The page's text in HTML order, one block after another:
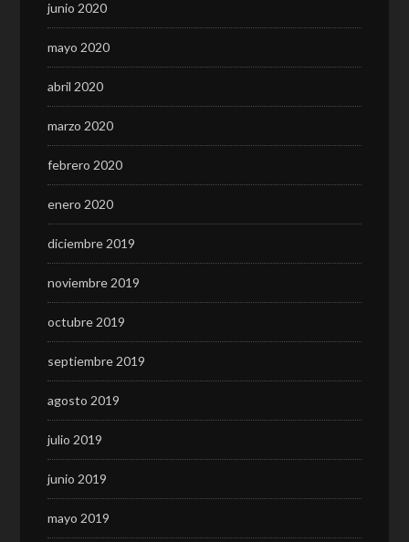
junio 2020
mayo 2020
abril 2020
marzo 2020
febrero 2020
enero 2020
diciembre 2019
noviembre 2019
octubre 2019
septiembre 2019
agosto 2019
julio 2019
junio 2019
mayo 2019